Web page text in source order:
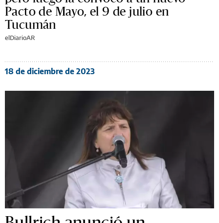
Pacto de Mayo, el 9 de julio en
Tucumán
elDiarioAR
18 de diciembre de 2023